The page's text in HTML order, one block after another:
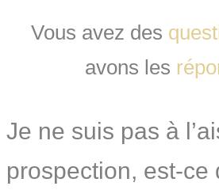
Vous avez des
avons les
Je ne suis pas à
prospection, est-ce